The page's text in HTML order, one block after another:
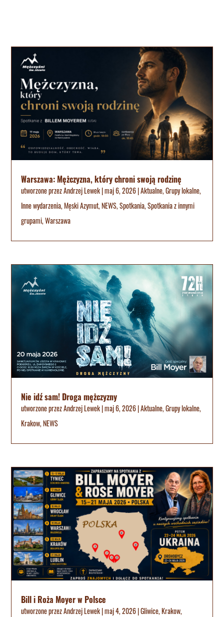
Warszawa: Mężczyzna, który chroni swoją rodzinę
utworzone przezAndrzej Lewek|maj 6, 2026|Aktualne,Grupy lokalne,
Inne wydarzenia,Męski Azymut,NEWS,Spotkania,Spotkania z innymi
grupami,Warszawa
Nie idź sam! Droga mężczyzny
utworzone przezAndrzej Lewek|maj 6, 2026|Aktualne,Grupy lokalne,
Krakow,NEWS
Bill i Roża Moyer w Polsce
utworzone przezAndrzej Lewek|maj 4, 2026|Gliwice,Krakow,